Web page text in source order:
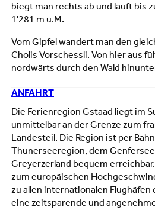
biegt man rechts ab und läuft bis
1'281 m ü.M.
Vom Gipfel wandert man den
Cholis Vorschessli. Von hier aus
nordwärts durch den Wald
ANFAHRT
Die Ferienregion Gstaad liegt im
unmittelbar an der Grenze zum
Landesteil. Die Region ist per
Thunerseeregion, dem
Greyerzerland bequem
zum europäischen
zu allen internationalen
eine zeitsparende und